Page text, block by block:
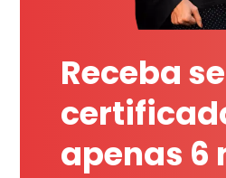
Receba
apenas 6